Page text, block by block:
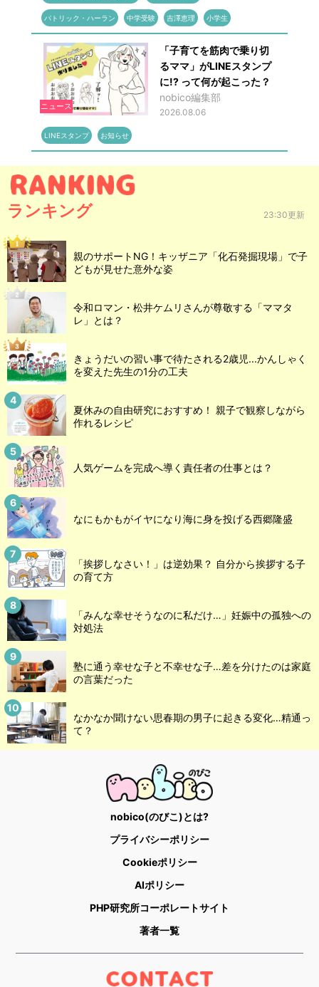
パトリック・ハーラン 中学受験 吉澤恵理 小学生
ニュース
「子育てを筋肉で乗り切
るママ」がLINEスタンプ
に!? って何が起こった？
nobico編集部
2026.08.06
LINEスタンプ お知らせ
ランキング 23:30更新
親のサポートNG！キッザニア「化石発掘現場」で子
どもが見せた意外な姿
令和ロマン・松井ケムリさんが尊敬する「ママタ
レ」とは？
きょうだいの習い事で待たされる2歳児...かんしゃく
を変えた先生の1分の工夫
夏休みの自由研究におすすめ！ 親子で観察しながら
作れるレシピ
人気ゲームを完成へ導く責任者の仕事とは？
なにもかもがイヤになり海に身を投げる西郷隆盛
「挨拶しなさい！」は逆効果？ 自分から挨拶する子
の育て方
「みんな幸せそうなのに私だけ…」妊娠中の孤独への
対処法
塾に通う幸せな子と不幸せな子…差を分けたのは家庭
の言葉だった
なかなか聞けない思春期の男子に起きる変化…精通っ
て？
nobico(のびこ)とは?
プライバシーポリシー
Cookieポリシー
AIポリシー
PHP研究所コーポレートサイト
著者一覧